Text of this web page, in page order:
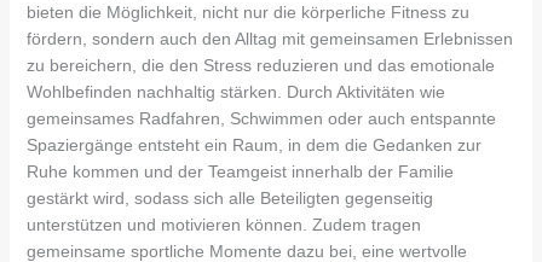
bieten die Möglichkeit, nicht nur die körperliche Fitness zu
fördern, sondern auch den Alltag mit gemeinsamen Erlebnissen
zu bereichern, die den Stress reduzieren und das emotionale
Wohlbefinden nachhaltig stärken. Durch Aktivitäten wie
gemeinsames Radfahren, Schwimmen oder auch entspannte
Spaziergänge entsteht ein Raum, in dem die Gedanken zur
Ruhe kommen und der Teamgeist innerhalb der Familie
gestärkt wird, sodass sich alle Beteiligten gegenseitig
unterstützen und motivieren können. Zudem tragen
gemeinsame sportliche Momente dazu bei, eine wertvolle